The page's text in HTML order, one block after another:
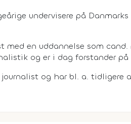
undervisere på
med en uddannelse som cand.
og er i dag forstander på
og har bl. a. tidligere